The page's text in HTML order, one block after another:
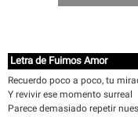
Letra de Fuimos Amor
Recuerdo poco a poco, tu
Y revivir ese momento surreal
Parece demasiado repetir